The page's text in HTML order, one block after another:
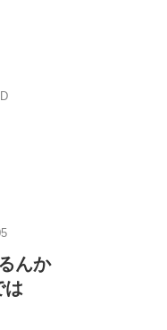
んか
は